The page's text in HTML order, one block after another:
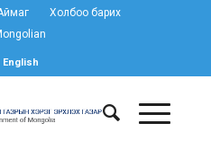
Холбоо барих
English